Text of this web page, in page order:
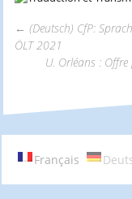
des
← (Deutsch) CfP:
ÖLT 2021
U. Orléans :
Français